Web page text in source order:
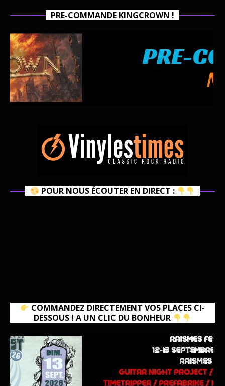
PRE-COMMANDE KINGCROWN !
POUR NOUS ÉCOUTER EN DIRECT :
COMMANDEZ DIRECTEMENT VOS PLACES CI-
DESSOUS ! A UN CLIC DU BONHEUR